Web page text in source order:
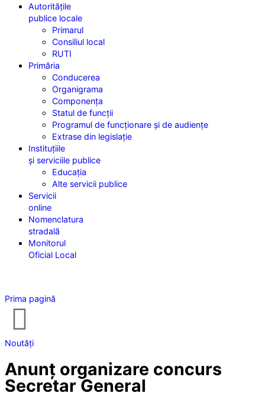
Autoritățile
publice locale
Primarul
Consiliul local
RUTI
Primăria
Conducerea
Organigrama
Componența
Statul de funcții
Programul de funcționare și de audiențe
Extrase din legislație
Instituțiile
și serviciile publice
Educația
Alte servicii publice
Servicii
online
Nomenclatura
stradală
Monitorul
Oficial Local
Prima pagină
Noutăți
Anunț organizare concurs
Secretar General